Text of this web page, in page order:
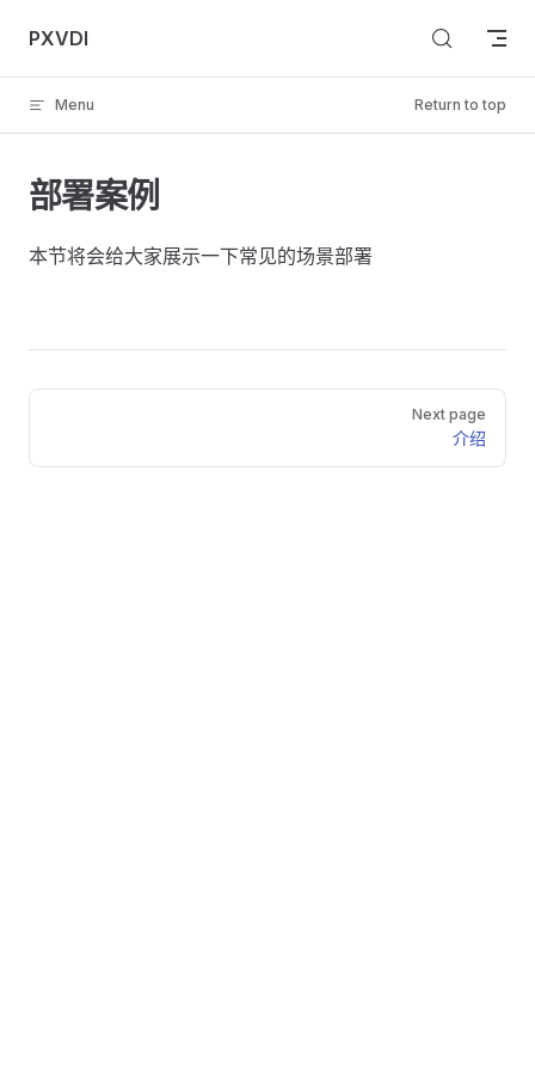
Skip to content
PXVDI
Menu Return to top
部署案例
本节将会给大家展示一下常见的场景部署
Pager
Next page
介绍